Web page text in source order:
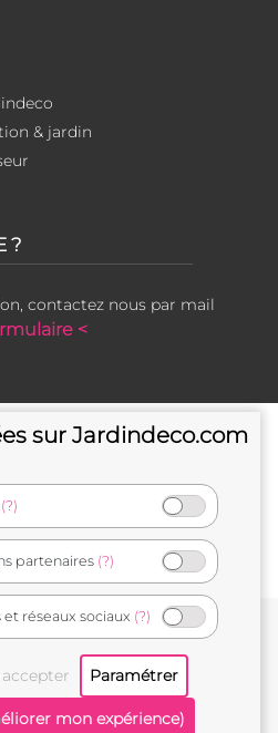
& jardin
?
contactez nous par mail
<
français
sur Jardindeco.com
(?)
partenaires (?)
réseaux sociaux (?)